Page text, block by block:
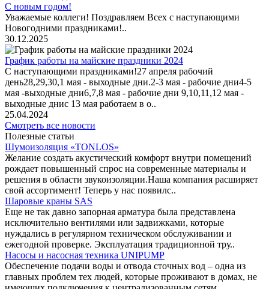
С новым годом!
Уважаемые коллеги! Поздравляем Всех с наступающими
Новогодними праздниками!..
30.12.2025
График работы на майские праздники 2024
С наступающими праздниками!27 апреля рабочий
день28,29,30,1 мая - выходные дни.2-3 мая - рабочие дни4-5
мая -выходные дни6,7,8 мая - рабочие дни 9,10,11,12 мая -
выходные днис 13 мая работаем в о..
25.04.2024
Смотреть все новости
Полезные статьи
Шумоизоляция «TONLOS»
Желание создать акустический комфорт внутри помещений
рождает повышенный спрос на современные материалы и
решения в области звукоизоляции.Наша компания расширяет
свой ассортимент! Теперь у нас появилс..
Шаровые краны SAS
Еще не так давно запорная арматура была представлена
исключительно вентилями или задвижками, которые
нуждались в регулярном техническом обслуживании и
ежегодной проверке. Эксплуатация традиционной тру..
Насосы и насосная техника UNIPUMP
Обеспечение подачи воды и отвода сточных вод – одна из
главных проблем тех людей, которые проживают в домах, не